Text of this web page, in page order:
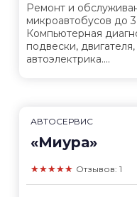
Ремонт и
микроавтобусов до
Компьютерная
подвески,
автоэлектрика....
АВТОСЕРВИС
«Миура»
★★★★★ Отзывов: 1